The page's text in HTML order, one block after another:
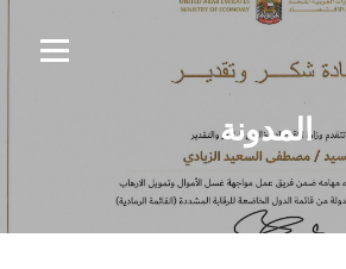
القائمة
المدونة